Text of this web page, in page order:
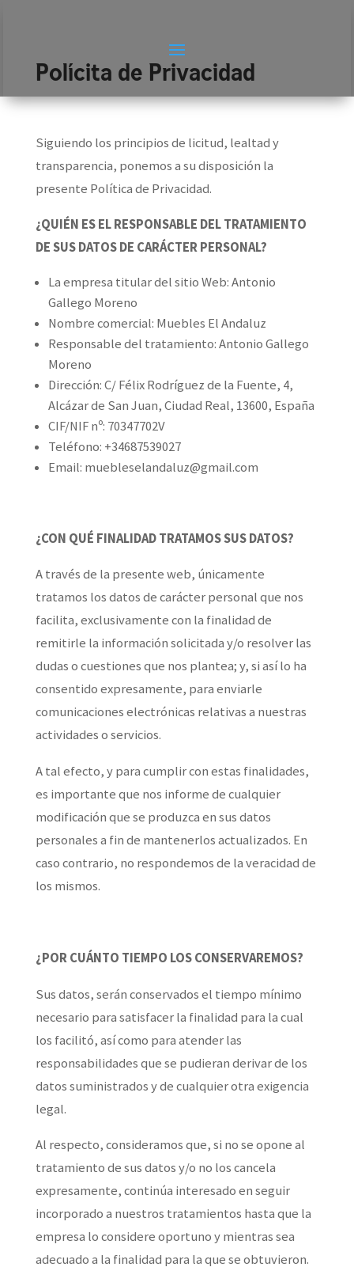
Polícita de Privacidad
Siguiendo los principios de licitud, lealtad y
transparencia, ponemos a su disposición la
presente Política de Privacidad.
¿QUIÉN ES EL RESPONSABLE DEL TRATAMIENTO
DE SUS DATOS DE CARÁCTER PERSONAL?
La empresa titular del sitio Web: Antonio
Gallego Moreno
Nombre comercial: Muebles El Andaluz
Responsable del tratamiento: Antonio Gallego
Moreno
Dirección: C/ Félix Rodríguez de la Fuente, 4,
Alcázar de San Juan, Ciudad Real, 13600, España
CIF/NIF nº: 70347702V
Teléfono: +34687539027
Email: muebleselandaluz@gmail.com
¿CON QUÉ FINALIDAD TRATAMOS SUS DATOS?
A través de la presente web, únicamente
tratamos los datos de carácter personal que nos
facilita, exclusivamente con la finalidad de
remitirle la información solicitada y/o resolver las
dudas o cuestiones que nos plantea; y, si así lo ha
consentido expresamente, para enviarle
comunicaciones electrónicas relativas a nuestras
actividades o servicios.
A tal efecto, y para cumplir con estas finalidades,
es importante que nos informe de cualquier
modificación que se produzca en sus datos
personales a fin de mantenerlos actualizados. En
caso contrario, no respondemos de la veracidad de
los mismos.
¿POR CUÁNTO TIEMPO LOS CONSERVAREMOS?
Sus datos, serán conservados el tiempo mínimo
necesario para satisfacer la finalidad para la cual
los facilitó, así como para atender las
responsabilidades que se pudieran derivar de los
datos suministrados y de cualquier otra exigencia
legal.
Al respecto, consideramos que, si no se opone al
tratamiento de sus datos y/o no los cancela
expresamente, continúa interesado en seguir
incorporado a nuestros tratamientos hasta que la
empresa lo considere oportuno y mientras sea
adecuado a la finalidad para la que se obtuvieron.